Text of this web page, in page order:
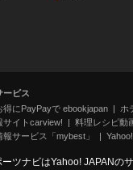
ービス
得にPayPayで ebookjapan
ホ
サイトcarview!
料理レシピ動
報サービス「mybest」
ーツナビはYahoo! JAPANの